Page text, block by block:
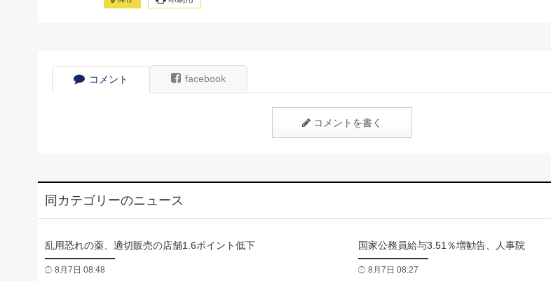
コメント facebook
コメントを書く
同カテゴリーのニュース
乱用恐れの薬、適切販売の店舗1.6ポイント低下
8月7日 08:48
国家公務員給与3.51％増勧告、人事院
8月7日 08:27